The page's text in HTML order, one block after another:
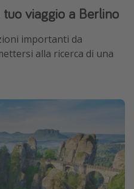
viaggio a Berlino
importanti da
alla ricerca di una